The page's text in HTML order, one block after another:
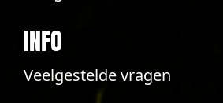
INFO
Veelgestelde vragen